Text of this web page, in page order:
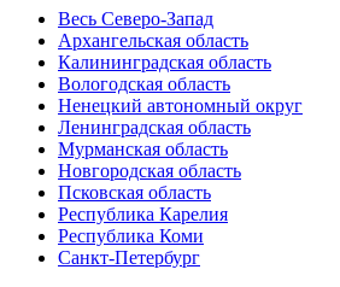
Весь Северо-Запад
Архангельская область
Калининградская область
Вологодская область
Ненецкий автономный округ
Ленинградская область
Мурманская область
Новгородская область
Псковская область
Республика Карелия
Республика Коми
Санкт-Петербург